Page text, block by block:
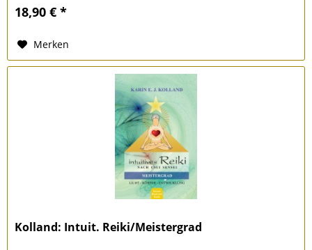
18,90 € *
Merken
Kolland: Intuit. Reiki/Meistergrad